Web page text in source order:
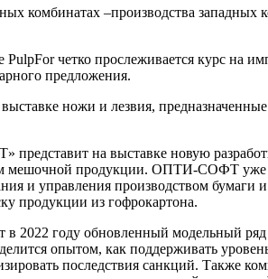
комбинатах –производства западных
четко прослеживается курс на
предложения.
ножи и лезвия,
на выставке новую
мешочной продукции. ОПТИ-СОФТ уже
и управления производством
продукции из гофрокартона.
в 2022 году обновленный модельный
опытом, как поддерживать
последствия санкций. Также